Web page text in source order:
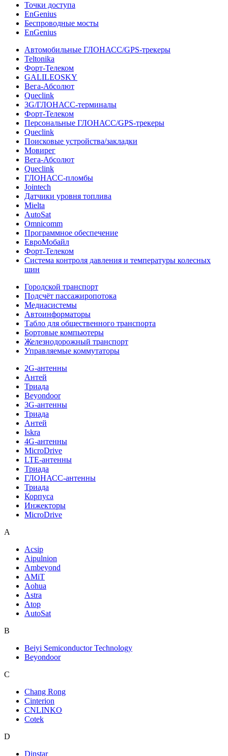
Точки доступа
EnGenius
Беспроводные мосты
EnGenius
Автомобильные ГЛОНАСС/GPS-трекеры
Teltonika
Форт-Телеком
GALILEOSKY
Вега-Абсолют
Queclink
3G/ГЛОНАСС-терминалы
Форт-Телеком
Персональные ГЛОНАСС/GPS-трекеры
Queclink
Поисковые устройства/закладки
Мовирег
Вега-Абсолют
Queclink
ГЛОНАСС-пломбы
Jointech
Датчики уровня топлива
Mielta
AutoSat
Omnicomm
Программное обеспечение
ЕвроМобайл
Форт-Телеком
Система контроля давления и температуры колесных
шин
Городской транспорт
Подсчёт пассажиропотока
Медиасистемы
Автоинформаторы
Табло для общественного транспорта
Бортовые компьютеры
Железнодорожный транспорт
Управляемые коммутаторы
2G-антенны
Антей
Триада
Beyondoor
3G-антенны
Триада
Антей
Iskra
4G-антенны
MicroDrive
LTE-антенны
Триада
ГЛОНАСС-антенны
Триада
Корпуса
Инжекторы
MicroDrive
A
Acsip
Aipulnion
Ambeyond
AMiT
Aohua
Astra
Atop
AutoSat
B
Beiyi Semiconductor Technology
Beyondoor
C
Chang Rong
Cinterion
CNLINKO
Cotek
D
Dinstar